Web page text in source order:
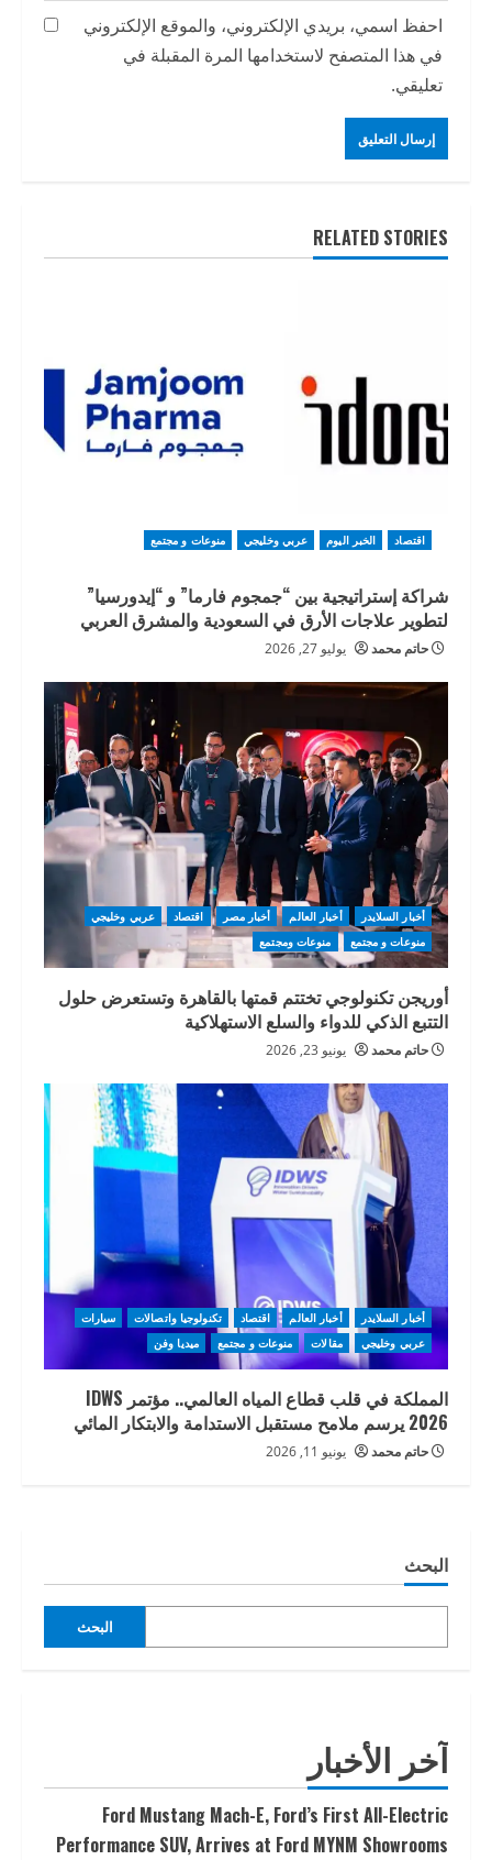
احفظ اسمي، بريدي الإلكتروني، والموقع الإلكتروني
في هذا المتصفح لاستخدامها المرة المقبلة في
تعليقي.
RELATED STORIES
اقتصاد الخبر اليوم عربي وخليجي منوعات و مجتمع
شراكة إستراتيجية بين “جمجوم فارما” و “إيدورسيا”
لتطوير علاجات الأرق في السعودية والمشرق العربي
حاتم محمد يوليو 27, 2026
أخبار السلايدر أخبار العالم أخبار مصر اقتصاد
عربي وخليجي
منوعات و مجتمع
منوعات ومجتمع
أوريجن تكنولوجي تختتم قمتها بالقاهرة وتستعرض حلول
التتبع الذكي للدواء والسلع الاستهلاكية
حاتم محمد يونيو 23, 2026
أخبار السلايدر أخبار العالم اقتصاد تكنولوجيا واتصالات
سيارات
عربي وخليجي
مقالات منوعات و مجتمع ميديا وفن
المملكة في قلب قطاع المياه العالمي.. مؤتمر IDWS
2026 يرسم ملامح مستقبل الاستدامة والابتكار المائي
حاتم محمد يونيو 11, 2026
البحث
البحث
آخر الأخبار
Ford Mustang Mach-E, Ford’s First All-Electric
Performance SUV, Arrives at Ford MYNM Showrooms